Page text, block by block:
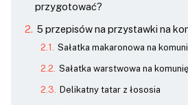
przygotować?
5 przepisów na przystawki na
Sałatka makaronowa na
Sałatka warstwowa na komunię
Delikatny tatar z łososia